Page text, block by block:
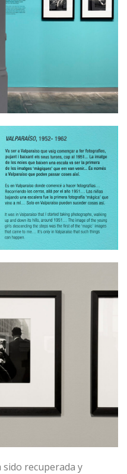
sido recuperada y